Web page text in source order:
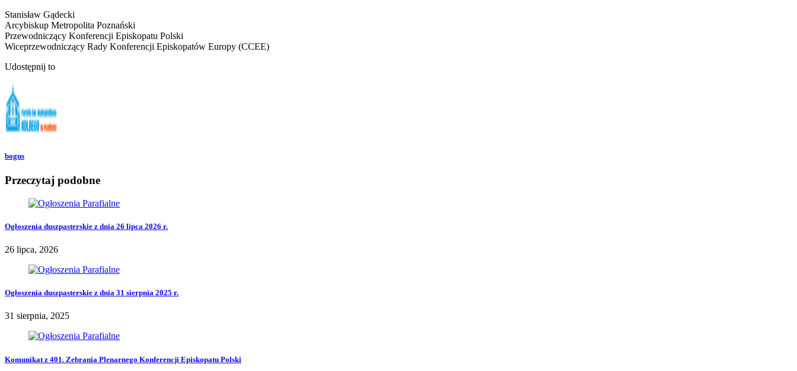
Stanisław Gądecki
Arcybiskup Metropolita Poznański
Przewodniczący Konferencji Episkopatu Polski
Wiceprzewodniczący Rady Konferencji Episkopatów Europy (CCEE)
Udostępnij to
bogus
Przeczytaj podobne
Ogłoszenia duszpasterskie z dnia 26 lipca 2026 r.
26 lipca, 2026
Ogłoszenia duszpasterskie z dnia 31 sierpnia 2025 r.
31 sierpnia, 2025
Komunikat z 401. Zebrania Plenarnego Konferencji Episkopatu Polski